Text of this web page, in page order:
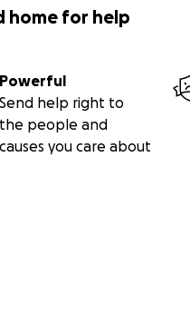
home for help
Powerful
Send help right to
the people and
causes you care about